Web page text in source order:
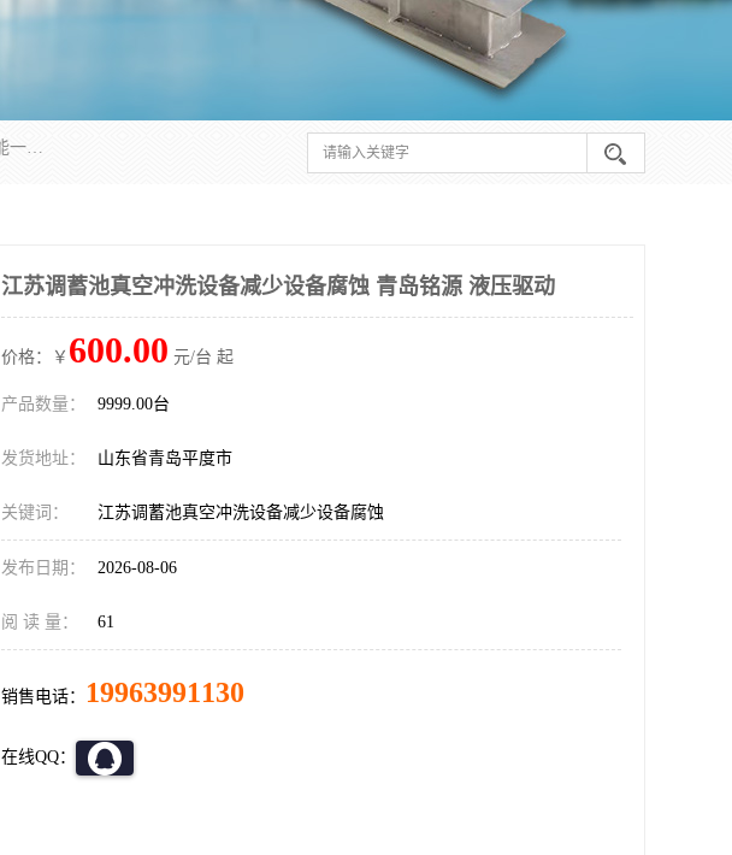
青岛铭源环保科技有限公司是一家专注于环保与智慧水务领域的先进科技企业，公司专注于云智能一体化HMPP预制泵站、智能截流井设备、调蓄池雨洪管理设备、水务循环利用、云智慧水务开发及新型环保技术研发等领域。
江苏调蓄池真空冲洗设备减少设备腐蚀 青岛铭源 液压驱动
价格：￥ 600.00 元/台 起
产品数量： 9999.00台
发货地址： 山东省青岛平度市
关键词： 江苏调蓄池真空冲洗设备减少设备腐蚀
发布日期： 2026-08-06
阅 读 量： 61
销售电话： 19963991130
在线QQ：